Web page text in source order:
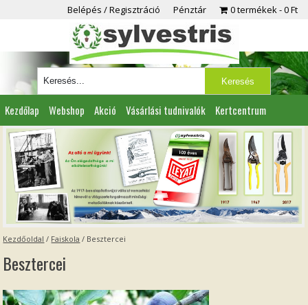
Belépés / Regisztráció Pénztár 0 termékek 0 Ft
Kezdőlap Webshop Akció Vásárlási tudnivalók Kertcentrum
Viszonteladóknak Partnereink Kapcsolat
Kezdőoldal / Faiskola / Besztercei
Besztercei